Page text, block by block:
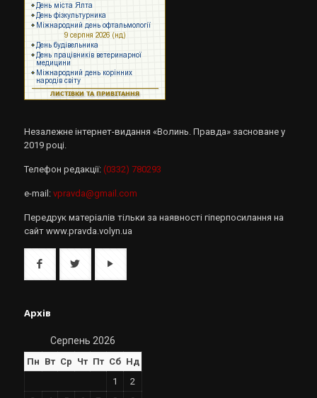
Незалежне інтернет-видання «Волинь. Правда» засноване у
2019 році.
Телефон редакції: (0332) 780293
e-mail: vpravda@gmail.com
Передрук матеріалів тільки за наявності гіперпосилання на
сайт www.pravda.volyn.ua
Архів
Серпень 2026
Пн Вт Ср Чт Пт Сб Нд
1
2